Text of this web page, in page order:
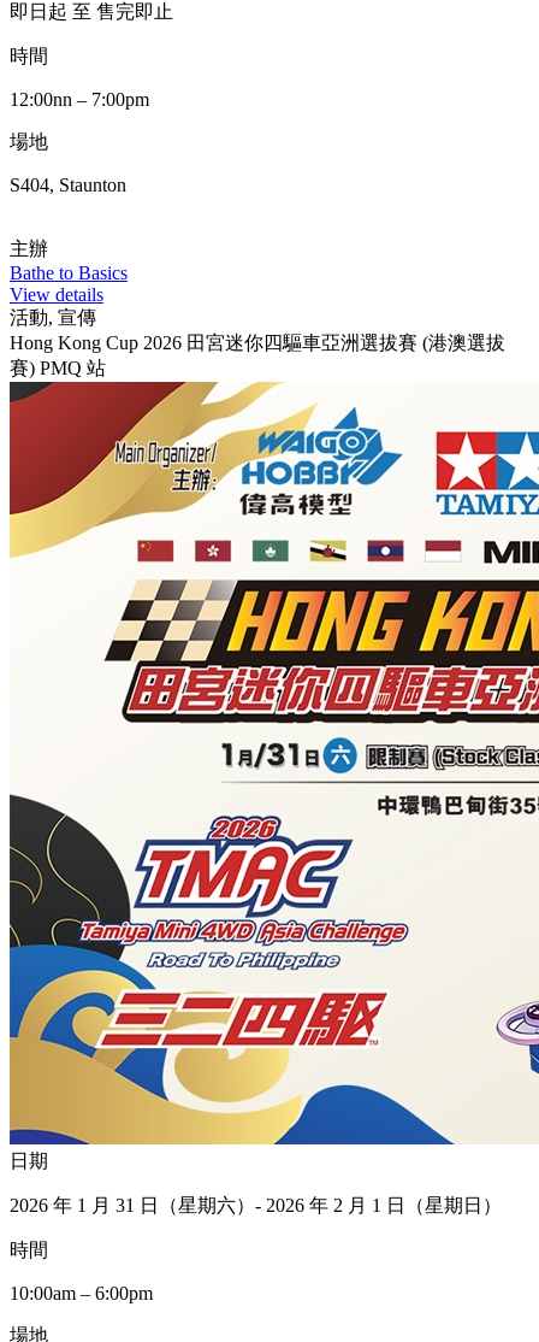
即日起 至 售完即止
時間
12:00nn – 7:00pm
場地
S404, Staunton
主辦
Bathe to Basics
View details
活動, 宣傳
Hong Kong Cup 2026 田宮迷你四驅車亞洲選拔賽 (港澳選拔
賽) PMQ 站
日期
2026 年 1 月 31 日（星期六）- 2026 年 2 月 1 日（星期日）
時間
10:00am – 6:00pm
場地